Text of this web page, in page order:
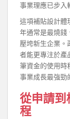
事業理應已步入
這項補貼設計體
年通常是最燒錢
壓垮新生企業。
者能更專注於產
筆資金的使用時
事業成長最強勁
從申請到
程